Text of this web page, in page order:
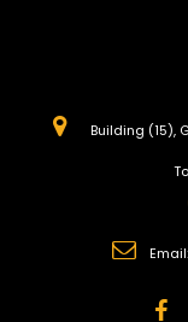
Building (15),
Email: